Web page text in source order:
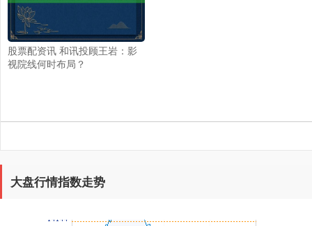
股票配资讯 和讯投顾王岩：影
视院线何时布局？
大盘行情指数走势